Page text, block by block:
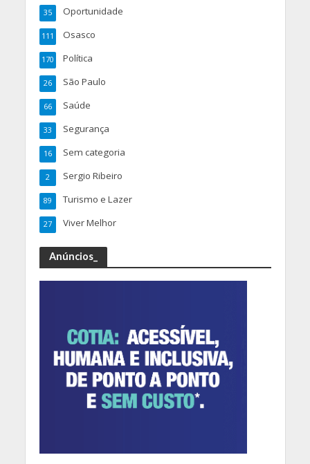
Oportunidade
35
Osasco
111
Política
170
São Paulo
26
Saúde
66
Segurança
33
Sem categoria
16
Sergio Ribeiro
2
Turismo e Lazer
89
Viver Melhor
27
Anúncios_